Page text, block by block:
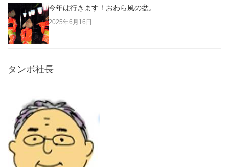
今年は行きます！おわら風の盆。
2025年6月16日
タンボ社長